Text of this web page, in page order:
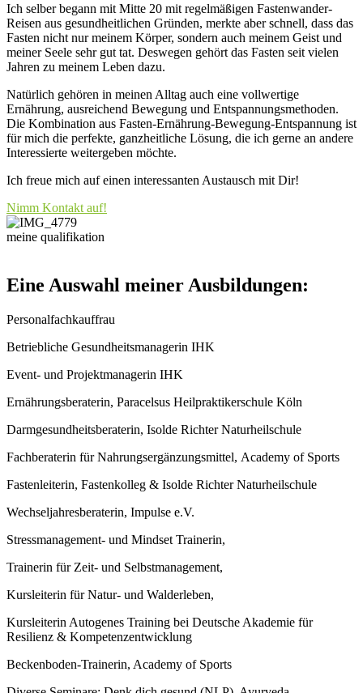
Ich selber begann mit Mitte 20 mit regelmäßigen Fastenwander-
Reisen aus gesundheitlichen Gründen, merkte aber schnell, dass das
Fasten nicht nur meinem Körper, sondern auch meinem Geist und
meiner Seele sehr gut tat. Deswegen gehört das Fasten seit vielen
Jahren zu meinem Leben dazu.
Natürlich gehören in meinen Alltag auch eine vollwertige
Ernährung, ausreichend Bewegung und Entspannungsmethoden.
Die Kombination aus Fasten-Ernährung-Bewegung-Entspannung ist
für mich die perfekte, ganzheitliche Lösung, die ich gerne an andere
Interessierte weitergeben möchte.
Ich freue mich auf einen interessanten Austausch mit Dir!
Nimm Kontakt auf!
meine qualifikation
Eine Auswahl meiner Ausbildungen:
Personalfachkauffrau
Betriebliche Gesundheitsmanagerin IHK
Event- und Projektmanagerin IHK
Ernährungsberaterin, Paracelsus Heilpraktikerschule Köln
Darmgesundheitsberaterin, Isolde Richter Naturheilschule
Fachberaterin für Nahrungsergänzungsmittel, Academy of Sports
Fastenleiterin, Fastenkolleg & Isolde Richter Naturheilschule
Wechseljahresberaterin, Impulse e.V.
Stressmanagement- und Mindset Trainerin,
Trainerin für Zeit- und Selbstmanagement,
Kursleiterin für Natur- und Walderleben,
Kursleiterin Autogenes Training bei Deutsche Akademie für
Resilienz & Kompetenzentwicklung
Beckenboden-Trainerin, Academy of Sports